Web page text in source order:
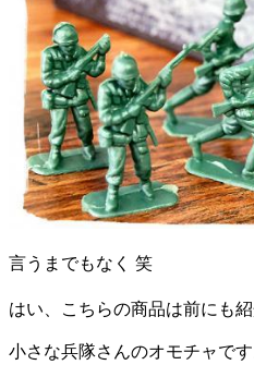
言うまでもなく 笑
はい、こちらの商品は前にも紹
小さな兵隊さんのオモチャです